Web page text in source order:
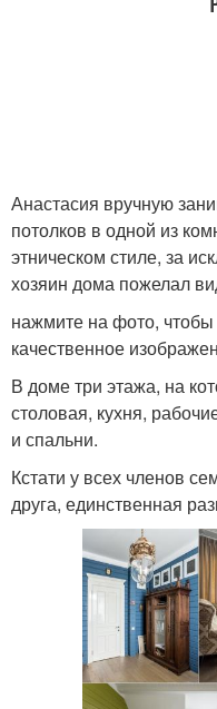
Анастасия вручную
потолков в одной из
этническом стиле, за
хозяин дома пожелал
нажмите на фото,
качественное
В доме три этажа, на
столовая, кухня,
и спальни.
Кстати у всех членов
друга, единственная